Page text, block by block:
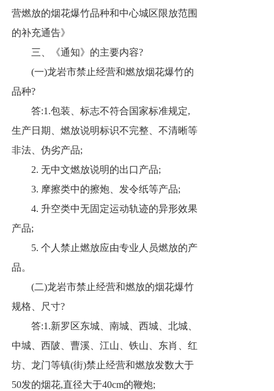
营燃放的烟花爆竹品种和中心城区限放范围
的补充通告》
三、《通知》的主要内容?
(一)龙岩市禁止经营和燃放烟花爆竹的
品种?
答:1.包装、标志不符合国家标准规定,
生产日期、燃放说明标识不完整、不清晰等
非法、伪劣产品;
2. 无中文燃放说明的出口产品;
3. 摩擦类中的擦炮、发令纸等产品;
4. 升空类中无固定运动轨迹的异形效果
产品;
5. 个人禁止燃放应由专业人员燃放的产
品。
(二)龙岩市禁止经营和燃放的烟花爆竹
规格、尺寸?
答:1.新罗区东城、南城、西城、北城、
中城、西陂、曹溪、江山、铁山、东肖、红
坊、龙门等镇(街)禁止经营和燃放发数大于
50发的烟花,直径大于40cm的鞭炮;